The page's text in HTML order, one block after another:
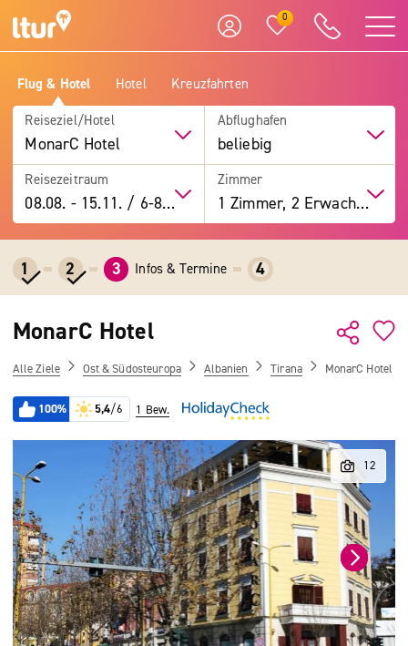
0
Flug & Hotel Hotel Kreuzfahrten
Reiseziel/Hotel
MonarC Hotel
Abflughafen
beliebig
Reisezeitraum
08.08. -15.11. / 6-8 Tage
Zimmer
1 Zimmer, 2 Erwachsene
1 2 3 Infos & Termine 4
MonarC Hotel
Alle Ziele Ost & Südosteuropa Albanien Tirana MonarC Hotel
100% 5,4/6 1 Bew.